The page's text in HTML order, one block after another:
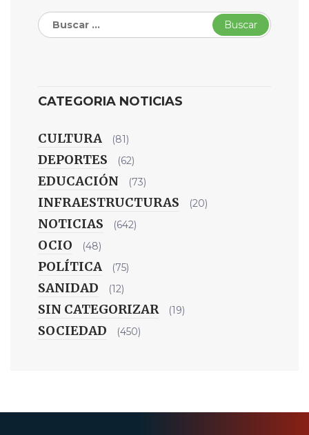
Buscar:
CATEGORIA NOTICIAS
CULTURA (81)
DEPORTES (62)
EDUCACIÓN (73)
INFRAESTRUCTURAS (20)
NOTICIAS (642)
OCIO (48)
POLÍTICA (75)
SANIDAD (12)
SIN CATEGORIZAR (19)
SOCIEDAD (450)